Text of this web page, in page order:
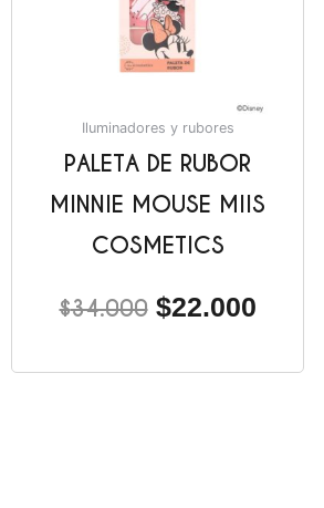
Iluminadores y rubores
PALETA DE RUBOR
MINNIE MOUSE MIIS
COSMETICS
$34.000
$34.000.
$22.000